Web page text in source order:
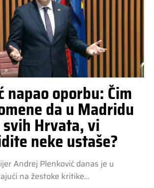
napao oporbu: Čim
da u Madridu
Hrvata, vi
neke ustaše?
Andrej Plenković danas je u
na žestoke kritike…